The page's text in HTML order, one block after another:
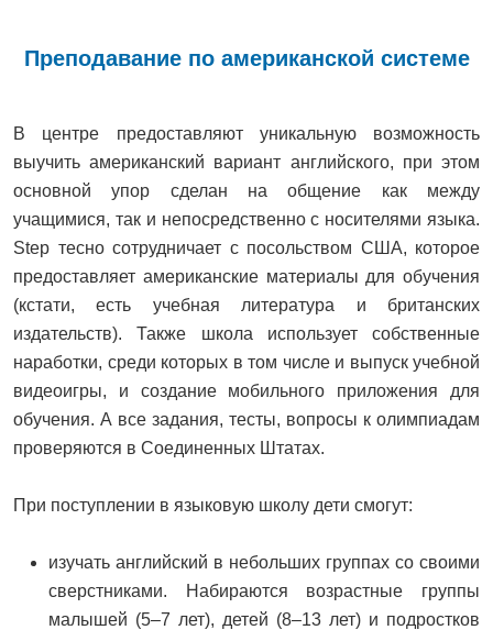
Преподавание по американской системе
В центре предоставляют уникальную возможность
выучить американский вариант английского, при этом
основной упор сделан на общение как между
учащимися, так и непосредственно с носителями языка.
Step тесно сотрудничает с посольством США, которое
предоставляет американские материалы для обучения
(кстати, есть учебная литература и британских
издательств). Также школа использует собственные
наработки, среди которых в том числе и выпуск учебной
видеоигры, и создание мобильного приложения для
обучения. А все задания, тесты, вопросы к олимпиадам
проверяются в Соединенных Штатах.
При поступлении в языковую школу дети смогут:
изучать английский в небольших группах со своими
сверстниками. Набираются возрастные группы
малышей (5–7 лет), детей (8–13 лет) и подростков